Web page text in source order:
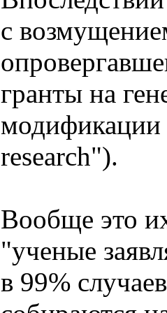
с
гранты на
research").
Вообще это
"ученые
в 99%